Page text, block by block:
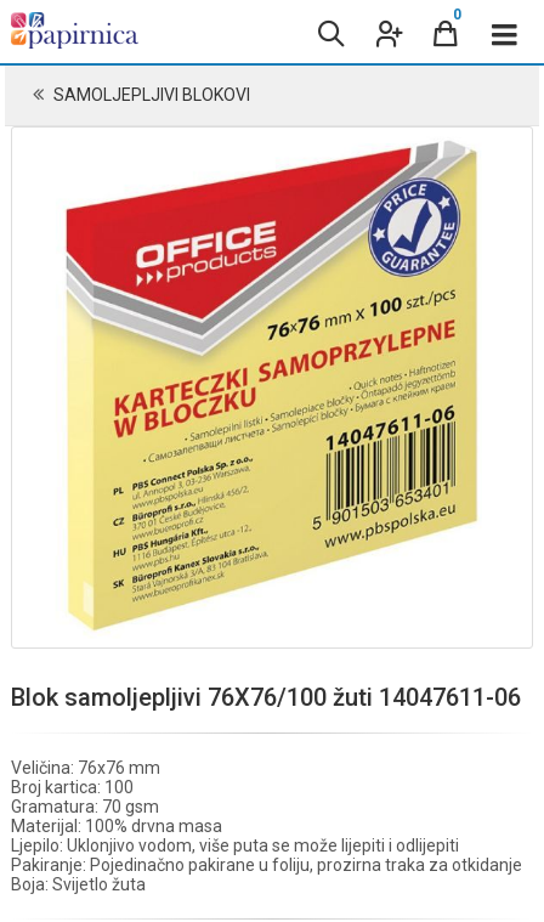
0
SAMOLJEPLJIVI BLOKOVI
Blok samoljepljivi 76X76/100 žuti 14047611-06
Veličina: 76x76 mm
Broj kartica: 100
Gramatura: 70 gsm
Materijal: 100% drvna masa
Ljepilo: Uklonjivo vodom, više puta se može lijepiti i odlijepiti
Pakiranje: Pojedinačno pakirane u foliju, prozirna traka za otkidanje
Boja: Svijetlo žuta